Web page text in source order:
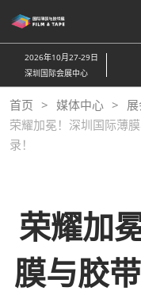
接
跳
至
内
容
2026年10月27-29日
深圳国际会展中心
首页 媒体中心
荣耀加冕！深圳国际薄
录！
荣耀加
膜与胶